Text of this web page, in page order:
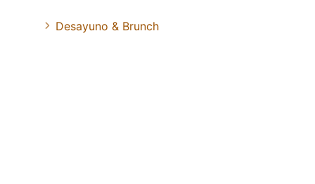
Desayuno & Brunch